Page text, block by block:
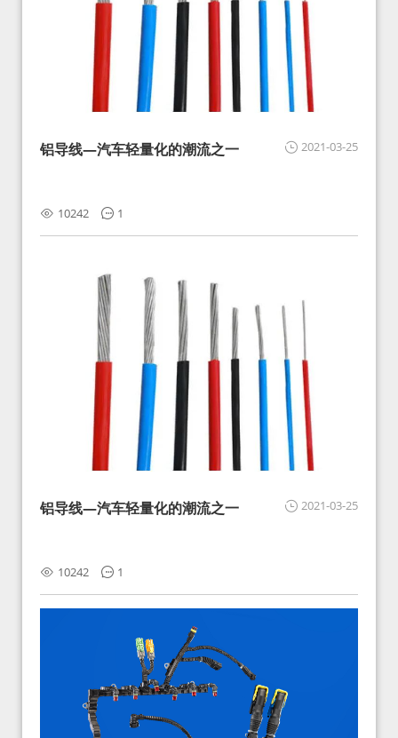
2021-03-25
铝导线—汽车轻量化的潮流之一
10242 1
2021-03-25
铝导线—汽车轻量化的潮流之一
10242 1